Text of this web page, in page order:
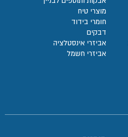
מוצרי טיח
חומרי בידוד
דבקים
אביזרי אינסטלציה
אביזרי חשמל